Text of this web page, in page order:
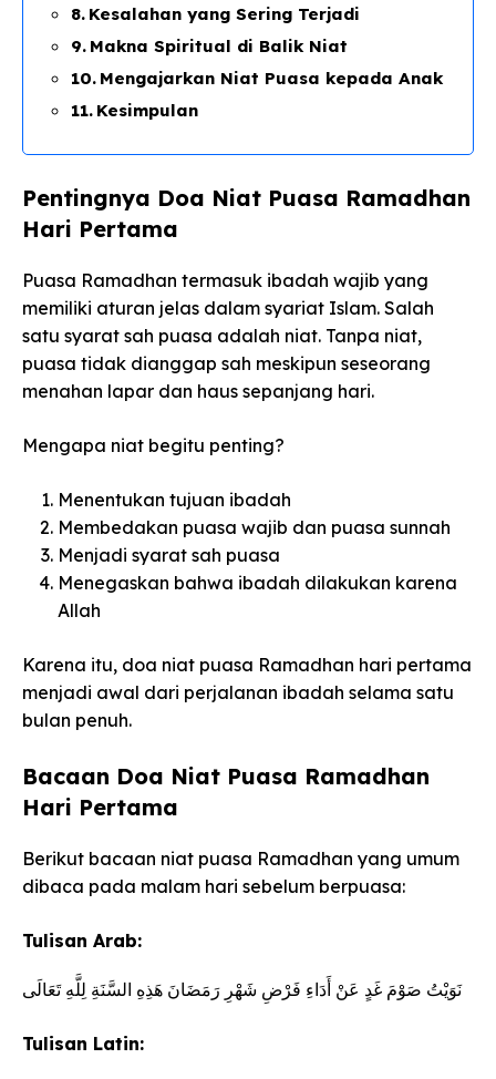
Kesalahan yang Sering Terjadi
Makna Spiritual di Balik Niat
Mengajarkan Niat Puasa kepada Anak
Kesimpulan
Pentingnya Doa Niat Puasa Ramadhan
Hari Pertama
Puasa Ramadhan termasuk ibadah wajib yang
memiliki aturan jelas dalam syariat Islam. Salah
satu syarat sah puasa adalah niat. Tanpa niat,
puasa tidak dianggap sah meskipun seseorang
menahan lapar dan haus sepanjang hari.
Mengapa niat begitu penting?
Menentukan tujuan ibadah
Membedakan puasa wajib dan puasa sunnah
Menjadi syarat sah puasa
Menegaskan bahwa ibadah dilakukan karena
Allah
Karena itu, doa niat puasa Ramadhan hari pertama
menjadi awal dari perjalanan ibadah selama satu
bulan penuh.
Bacaan Doa Niat Puasa Ramadhan
Hari Pertama
Berikut bacaan niat puasa Ramadhan yang umum
dibaca pada malam hari sebelum berpuasa:
Tulisan Arab:
نَوَيْتُ صَوْمَ غَدٍ عَنْ أَدَاءِ فَرْضِ شَهْرِ رَمَضَانَ هَذِهِ السَّنَةِ لِلَّهِ تَعَالَى
Tulisan Latin: